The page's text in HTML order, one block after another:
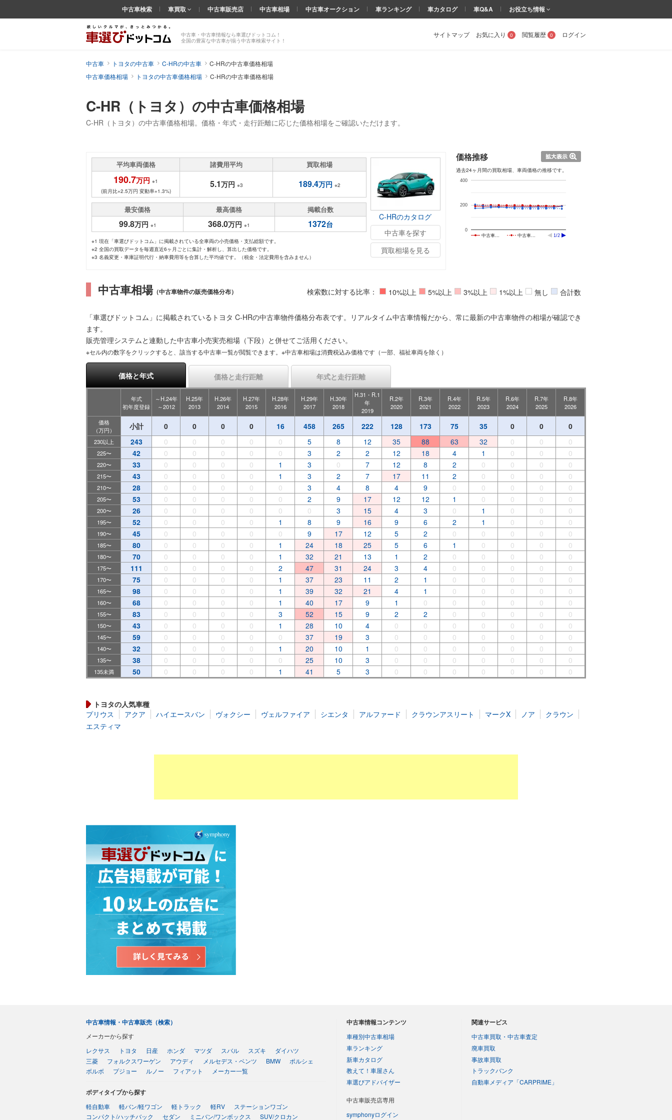
C-HR（トヨタ）の中古車価格相場
C-HR（トヨタ）の中古車価格相場。価格・年式・走行距離に応じた価格相場をご確認いただけます。
中古車・中古車情報なら車選びドットコム！
全国の豊富な中古車が揃う中古車検索サイト！
サイトマップ お気に入り 0 閲覧履歴 0 ログイン
中古車検索 車買取 中古車販売店 中古車相場 中古車オークション 車ランキング 車カタログ 車Q&A お役立ち情報
中古車 トヨタの中古車 C-HRの中古車
C-HRの中古車価格相場
中古車価格相場
トヨタの中古車価格相場 C-HRの中古車価格相場
平均車両価格 諸費用平均 買取相場
190.7万円 ※1
(前月比+2.5万円 変動率+1.3%)
5.1万円 ※3 189.4万円 ※2
最安価格 最高価格 掲載台数
99.8万円 ※1 368.0万円 ※1 1372台
※1 現在「車選びドットコム」に掲載されている全車両の小売価格・支払総額です。
※2 全国の買取データを毎週直近6ヶ月ごとに集計・解析し、算出した価格です。
※3 名義変更・車庫証明代行・納車費用等を合算した平均値です。（税金・法定費用を含みません）
C-HRのカタログ
中古車を探す
買取相場を見る
価格推移
過去24ヶ月間の買取相場、車両価格の推移です。
中古車… 中古車… 1/2
0
200
400
中古車相場（中古車物件の販売価格分布）
「車選びドットコム」に掲載されているトヨタ C-HRの中古車物件価格分布表です。リアルタイム中古車情報だから、常に最新の中古車物件の相場が確認でき
ます。
販売管理システムと連動した中古車小売実売相場（下段）と併せてご活用ください。
※セル内の数字をクリックすると、該当する中古車一覧が閲覧できます。※中古車相場は消費税込み価格です（一部、福祉車両を除く）
検索数に対する比率： 10%以上 5%以上 3%以上 1%以上 無し 合計数
価格と年式 価格と走行距離 年式と走行距離
年式
初年度登録
～H.24年
～2012
H.25年
2013
H.26年
2014
H.27年
2015
H.28年
2016
H.29年
2017
H.30年
2018
H.31・R.1
年
2019
R.2年
2020
R.3年
2021
R.4年
2022
R.5年
2023
R.6年
2024
R.7年
2025
R.8年
2026
価格
（万円）
小計 0 0 0 0 16 458 265 222 128 173 75 35 0 0 0
230以上 243 0 0 0 0 0 5 8 12 35 88 63 32 0 0 0
225〜 42 0 0 0 0 0 3 2 2 12 18 4 1 0 0 0
220〜 33 0 0 0 0 1 3 0 7 12 8 2 0 0 0 0
215〜 43 0 0 0 0 1 3 2 7 17 11 2 0 0 0 0
210〜 28 0 0 0 0 0 3 4 8 4 9 0 0 0 0 0
205〜 53 0 0 0 0 0 2 9 17 12 12 1 0 0 0 0
200〜 26 0 0 0 0 0 0 3 15 4 3 0 1 0 0 0
195〜 52 0 0 0 0 1 8 9 16 9 6 2 1 0 0 0
190〜 45 0 0 0 0 0 9 17 12 5 2 0 0 0 0 0
185〜 80 0 0 0 0 1 24 18 25 5 6 1 0 0 0 0
180〜 70 0 0 0 0 1 32 21 13 1 2 0 0 0 0 0
175〜 111 0 0 0 0 2 47 31 24 3 4 0 0 0 0 0
170〜 75 0 0 0 0 1 37 23 11 2 1 0 0 0 0 0
165〜 98 0 0 0 0 1 39 32 21 4 1 0 0 0 0 0
160〜 68 0 0 0 0 1 40 17 9 1 0 0 0 0 0 0
155〜 83 0 0 0 0 3 52 15 9 2 2 0 0 0 0 0
150〜 43 0 0 0 0 1 28 10 4 0 0 0 0 0 0 0
145〜 59 0 0 0 0 0 37 19 3 0 0 0 0 0 0 0
140〜 32 0 0 0 0 1 20 10 1 0 0 0 0 0 0 0
135〜 38 0 0 0 0 0 25 10 3 0 0 0 0 0 0 0
135未満 50 0 0 0 0 1 41 5 3 0 0 0 0 0 0 0
トヨタの人気車種
プリウス
アクア ハイエースバン ヴォクシー ヴェルファイア シエンタ アルファード クラウンアスリート マークX ノア
クラウン
エスティマ
中古車情報・中古車販売（検索）
メーカーから探す
レクサス
トヨタ 日産 ホンダ マツダ スバル スズキ
ダイハツ
三菱
フォルクスワーゲン アウディ メルセデス・ベンツ BMW
ポルシェ
ボルボ
プジョー ルノー フィアット メーカー一覧
ボディタイプから探す
軽自動車 軽バン/軽ワゴン 軽トラック 軽RV
ステーションワゴン
コンパクト/ハッチバック
セダン ミニバン/ワンボックス SUV/クロカン
中古車情報コンテンツ
車種別中古車相場
車ランキング
新車カタログ
教えて！車屋さん
車選びアドバイザー
中古車販売店専用
symphonyログイン
関連サービス
中古車買取・中古車査定
廃車買取
事故車買取
トラックバンク
自動車メディア「CARPRIME」